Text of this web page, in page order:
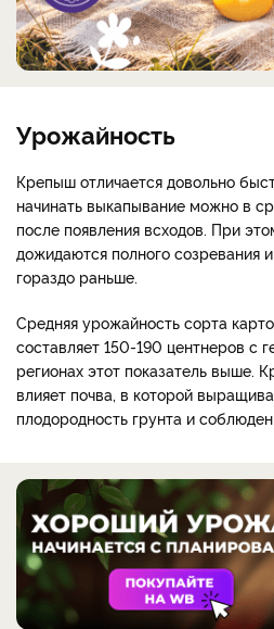
Урожайность
Крепыш отличается довольно
начинать выкапывание можно в
после появления всходов. При
дожидаются полного созревания
гораздо раньше.
Средняя урожайность сорта
составляет 150-190 центнеров с
регионах этот показатель выше.
влияет почва, в которой
плодородность грунта и